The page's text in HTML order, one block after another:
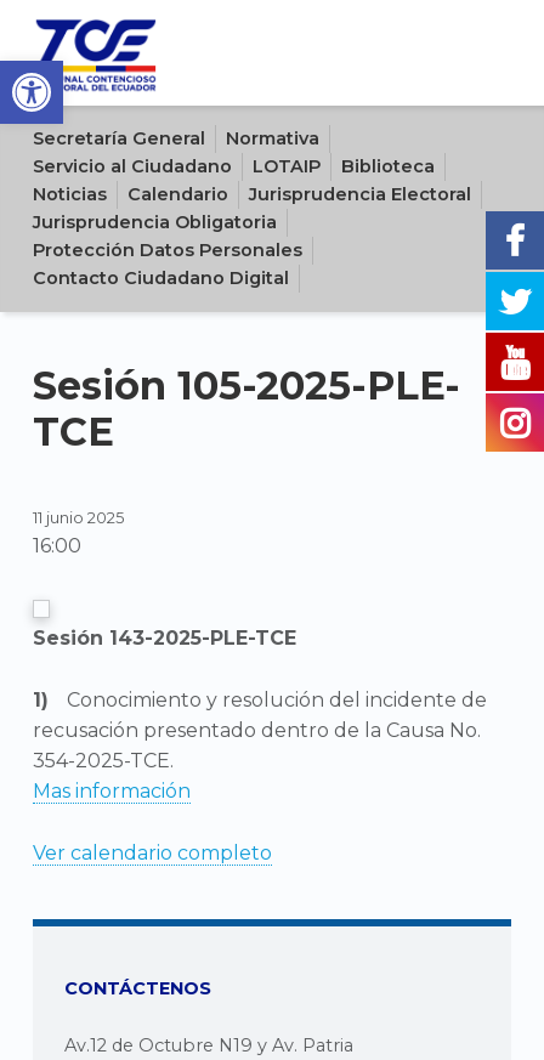
Open toolbar
Sitio oficial del Tribunal Contencioso Electoral del Ecuador
Secretaría General
Normativa
Servicio al Ciudadano
LOTAIP
Biblioteca
Noticias
Calendario
Jurisprudencia Electoral
Jurisprudencia Obligatoria
Protección Datos Personales
Contacto Ciudadano Digital
Sesión 105-2025-PLE-
TCE
11 junio 2025
16:00
Sesión 143-2025-PLE-TCE
Conocimiento y resolución del incidente de
recusación presentado dentro de la Causa No.
354-2025-TCE.
Mas información
Ver calendario completo
CONTÁCTENOS
Av.12 de Octubre N19 y Av. Patria